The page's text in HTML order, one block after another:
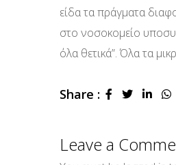
είδα τα πράγματα
στο νοσοκομείο
όλα θετικά”. Όλα τα
Share :
Leave a